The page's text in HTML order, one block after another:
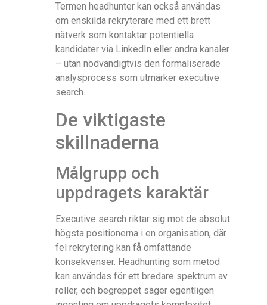
Termen headhunter kan också användas
om enskilda rekryterare med ett brett
nätverk som kontaktar potentiella
kandidater via LinkedIn eller andra kanaler
– utan nödvändigtvis den formaliserade
analysprocess som utmärker executive
search.
De viktigaste
skillnaderna
Målgrupp och
uppdragets karaktär
Executive search riktar sig mot de absolut
högsta positionerna i en organisation, där
fel rekrytering kan få omfattande
konsekvenser. Headhunting som metod
kan användas för ett bredare spektrum av
roller, och begreppet säger egentligen